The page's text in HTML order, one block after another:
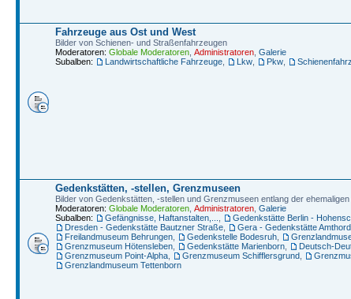
Fahrzeuge aus Ost und West
Bilder von Schienen- und Straßenfahrzeugen
Moderatoren: Globale Moderatoren Administratoren Galerie
Subalben:
Landwirtschaftliche Fahrzeuge Lkw Pkw
Gedenkstätten, -stellen, Grenzmuseen
Bilder von Gedenkstätten, -stellen und Grenzmuseen entlang der
Moderatoren: Globale Moderatoren Administratoren Galerie
Subalben:
Gefängnisse, Haftanstalten,... Gedenkstätte Berlin -
Dresden - Gedenkstätte Bautzner Straße
Gera - Gedenkstätte
Freilandmuseum Behrungen
Gedenkstelle Bodesruh
Grenzmuseum Hötensleben
Gedenkstätte Marienborn Deutsch-
Grenzmuseum Point-Alpha
Grenzmuseum Schifflersgrund
Grenzlandmuseum Tettenborn